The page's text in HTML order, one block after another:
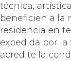
técnica,
beneficien a la
residencia en
expedida por la
acredite la